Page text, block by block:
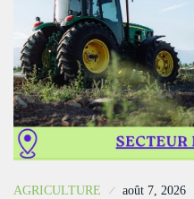
AGRICULTURE août 7, 2026